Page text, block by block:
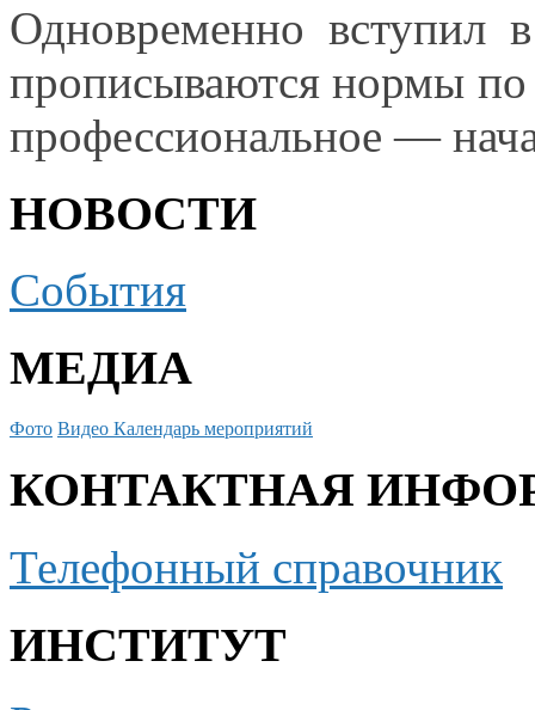
Одновременно вступил
прописываются нормы по
профессиональное —
НОВОСТИ
События
МЕДИА
Фото Видео Календарь мероприятий
КОНТАКТНАЯ
Телефонный справочник
ИНСТИТУТ